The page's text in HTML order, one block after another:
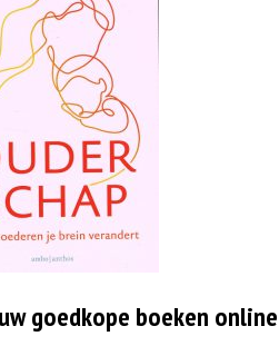
goedkope boeken